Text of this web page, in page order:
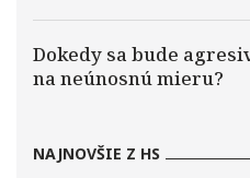
Dokedy sa bude
na neúnosnú mieru?
NAJNOVŠIE Z HS